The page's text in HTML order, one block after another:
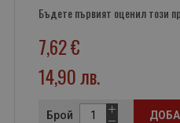
Бъдете първият оценил този
7,62 €
14,90 лв.
Брой